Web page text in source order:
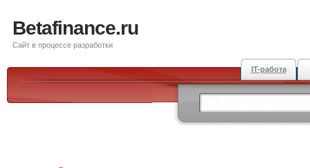
Betafinance.ru
Сайт в процессе разработки
IT-работа